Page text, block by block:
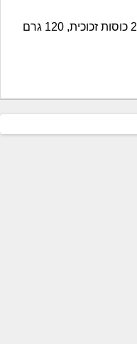
• ערכת קפה שחור- הכוללת פינג'אן, 2 כוסות זכוכית, 120 גרם